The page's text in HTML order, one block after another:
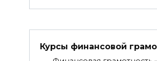
Курсы финансовой